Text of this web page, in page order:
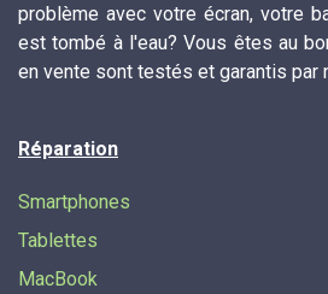
problème avec votre écran, votre
est tombé à l'eau? Vous êtes au
en vente sont testés et garantis par
Réparation
Smartphones
Tablettes
MacBook